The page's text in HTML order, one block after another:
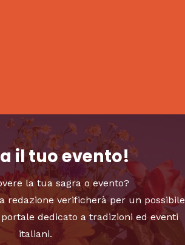
il tuo evento!
la tua sagra o evento?
redazione verificherà per un possibile
dedicato a tradizioni ed eventi
italiani.